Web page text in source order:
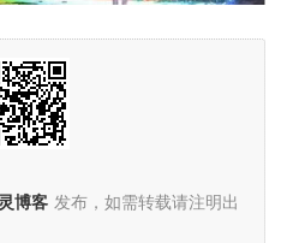
博客 发布，如需转载请注明出